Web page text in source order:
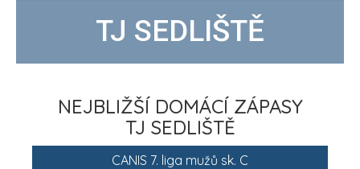
TJ SEDLIŠTĚ
NEJBLIŽŠÍ DOMÁCÍ ZÁPASY
TJ SEDLIŠTĚ
CANIS 7. liga mužů sk. C